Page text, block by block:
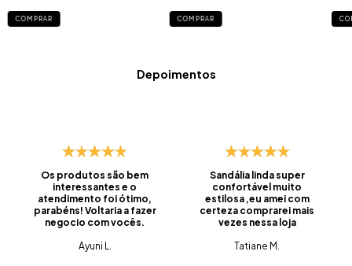
COMPRAR COMPRAR
Depoimentos
Os produtos são bem
interessantes e o
atendimento foi ótimo,
parabéns! Voltaria a fazer
negocio com vocês.
Ayuni L.
Sandália linda super
confortável muito
estilosa ,eu amei com
certeza comprarei mais
vezes nessa loja
Tatiane M.